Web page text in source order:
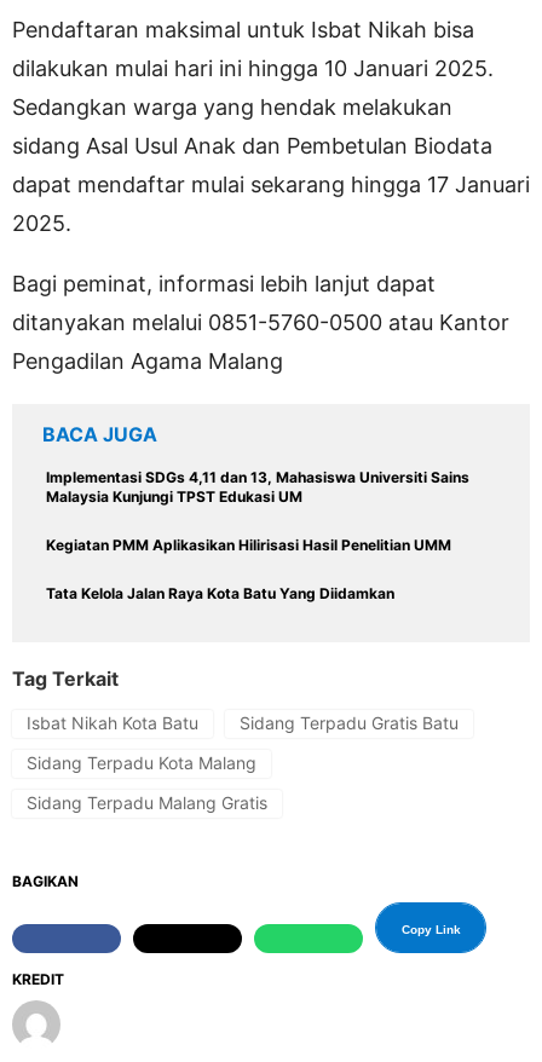
Pendaftaran maksimal untuk Isbat Nikah bisa
dilakukan mulai hari ini hingga 10 Januari 2025.
Sedangkan warga yang hendak melakukan
sidang Asal Usul Anak dan Pembetulan Biodata
dapat mendaftar mulai sekarang hingga 17 Januari
2025.
Bagi peminat, informasi lebih lanjut dapat
ditanyakan melalui 0851-5760-0500 atau Kantor
Pengadilan Agama Malang
BACA JUGA
Implementasi SDGs 4,11 dan 13, Mahasiswa Universiti Sains
Malaysia Kunjungi TPST Edukasi UM
Kegiatan PMM Aplikasikan Hilirisasi Hasil Penelitian UMM
Tata Kelola Jalan Raya Kota Batu Yang Diidamkan
Tag Terkait
Isbat Nikah Kota Batu
Sidang Terpadu Gratis Batu
Sidang Terpadu Kota Malang
Sidang Terpadu Malang Gratis
KREDIT
BAGIKAN
Copy Link